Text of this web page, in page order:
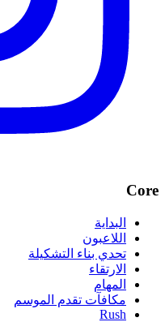
Core
البداية
اللاعبون
تحدي بناء التشكيلة
الارتقاء
المهام
مكافآت تقدم الموسم
Rush